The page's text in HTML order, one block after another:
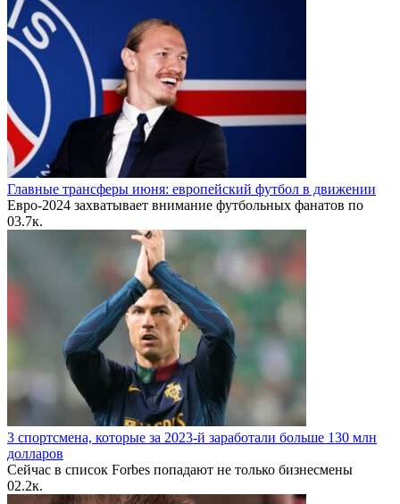
Главные трансферы июня: европейский футбол в движении
Евро-2024 захватывает внимание футбольных фанатов по
03.7к.
3 спортсмена, которые за 2023-й заработали больше 130 млн
долларов
Сейчас в список Forbes попадают не только бизнесмены
02.2к.